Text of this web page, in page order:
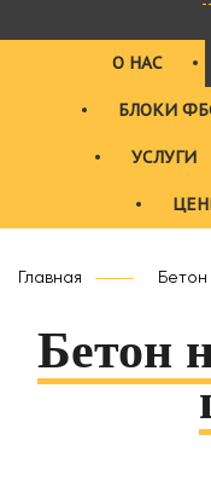
О НАС
БЛОКИ
УСЛУГИ
Главная Бетон
Бетон